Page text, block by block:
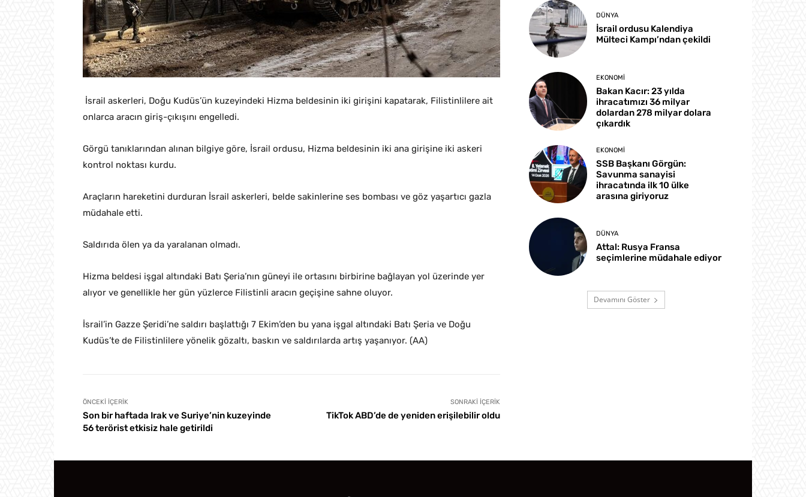
İsrail askerleri, Doğu Kudüs’ün kuzeyindeki Hizma beldesinin iki girişini kapatarak, Filistinlilere ait
onlarca aracın giriş-çıkışını engelledi.
Görgü tanıklarından alınan bilgiye göre, İsrail ordusu, Hizma beldesinin iki ana girişine iki askeri
kontrol noktası kurdu.
Araçların hareketini durduran İsrail askerleri, belde sakinlerine ses bombası ve göz yaşartıcı gazla
müdahale etti.
Saldırıda ölen ya da yaralanan olmadı.
Hizma beldesi işgal altındaki Batı Şeria’nın güneyi ile ortasını birbirine bağlayan yol üzerinde yer
alıyor ve genellikle her gün yüzlerce Filistinli aracın geçişine sahne oluyor.
İsrail’in Gazze Şeridi’ne saldırı başlattığı 7 Ekim’den bu yana işgal altındaki Batı Şeria ve Doğu
Kudüs’te de Filistinlilere yönelik gözaltı, baskın ve saldırılarda artış yaşanıyor. (AA)
ÖNCEKI İÇERIK
Son bir haftada Irak ve Suriye’nin kuzeyinde
56 terörist etkisiz hale getirildi
SONRAKI İÇERIK
TikTok ABD’de de yeniden erişilebilir oldu
DÜNYA
İsrail ordusu Kalendiya
Mülteci Kampı’ndan çekildi
EKONOMI
Bakan Kacır: 23 yılda
ihracatımızı 36 milyar
dolardan 278 milyar dolara
çıkardık
EKONOMI
SSB Başkanı Görgün:
Savunma sanayisi
ihracatında ilk 10 ülke
arasına giriyoruz
DÜNYA
Attal: Rusya Fransa
seçimlerine müdahale ediyor
Devamını Göster